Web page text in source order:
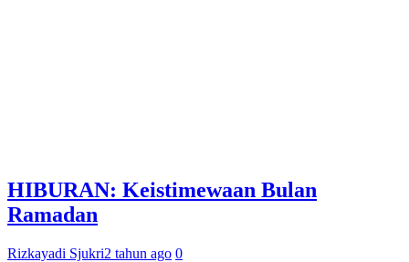
HIBURAN: Keistimewaan Bulan
Ramadan
Rizkayadi Sjukri2 tahun ago 0